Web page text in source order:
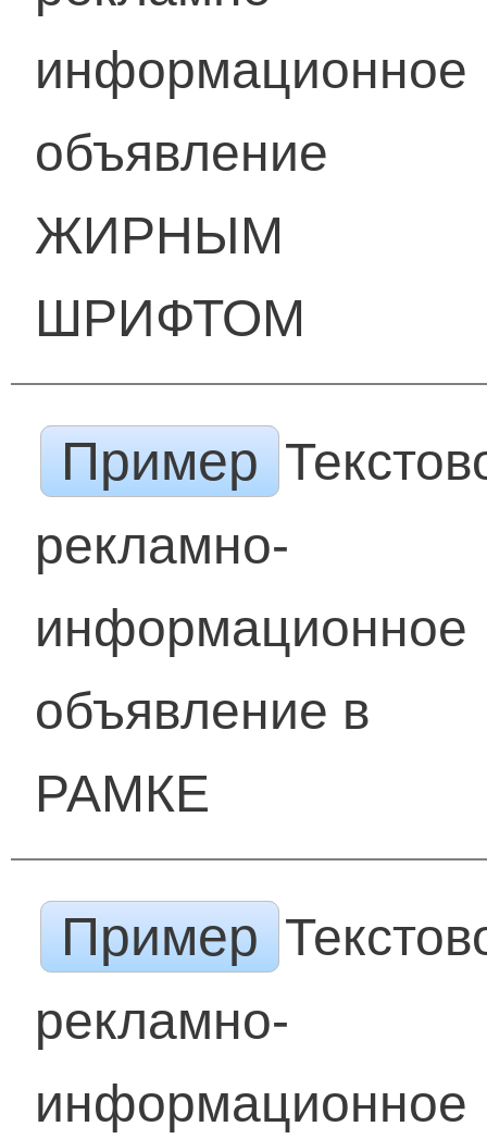
информационное
объявление
ЖИРНЫМ
ШРИФТОМ
Пример
рекламно-
информационное
объявление в
РАМКЕ
Пример
рекламно-
информационное